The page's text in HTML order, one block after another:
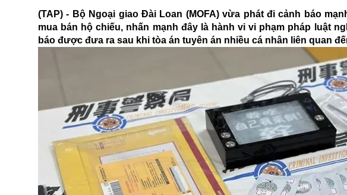
(TAP) - Bộ Ngoại giao Đài Loan (MOFA) vừa phát đi cảnh báo
mua bán hộ chiếu, nhấn mạnh đây là hành vi vi phạm pháp luật
báo được đưa ra sau khi tòa án tuyên án nhiều cá nhân liên quan